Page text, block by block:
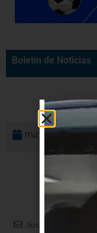
Boletín de Noticias
mayo 22, 2018
Suscribir